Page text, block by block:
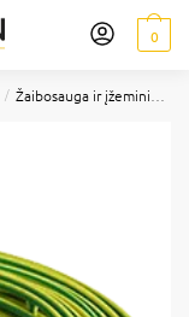
0
/ Žaibosauga ir įžeminimas